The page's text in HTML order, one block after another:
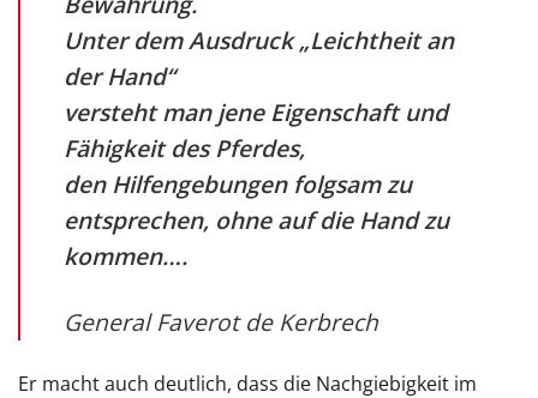
Unter dem Ausdruck „Leichtheit an
der Hand“
versteht man jene Eigenschaft und
Fähigkeit des Pferdes,
den Hilfengebungen folgsam zu
entsprechen, ohne auf die Hand zu
kommen….
General Faverot de Kerbrech
Er macht auch deutlich, dass die Nachgiebigkeit im